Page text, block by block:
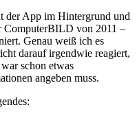
der App im Hintergrund und
ComputerBILD von 2011 –
Genau weiß ich es
darauf irgendwie reagiert,
schon etwas
angeben muss.